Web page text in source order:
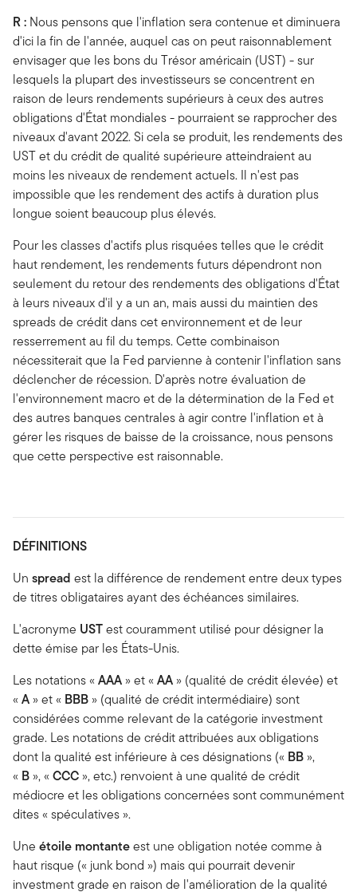
R : Nous pensons que l'inflation sera contenue et diminuera
d'ici la fin de l'année, auquel cas on peut raisonnablement
envisager que les bons du Trésor américain (UST) - sur
lesquels la plupart des investisseurs se concentrent en
raison de leurs rendements supérieurs à ceux des autres
obligations d'État mondiales - pourraient se rapprocher des
niveaux d'avant 2022. Si cela se produit, les rendements des
UST et du crédit de qualité supérieure atteindraient au
moins les niveaux de rendement actuels. Il n'est pas
impossible que les rendement des actifs à duration plus
longue soient beaucoup plus élevés.
Pour les classes d'actifs plus risquées telles que le crédit
haut rendement, les rendements futurs dépendront non
seulement du retour des rendements des obligations d'État
à leurs niveaux d'il y a un an, mais aussi du maintien des
spreads de crédit dans cet environnement et de leur
resserrement au fil du temps. Cette combinaison
nécessiterait que la Fed parvienne à contenir l'inflation sans
déclencher de récession. D'après notre évaluation de
l'environnement macro et de la détermination de la Fed et
des autres banques centrales à agir contre l'inflation et à
gérer les risques de baisse de la croissance, nous pensons
que cette perspective est raisonnable.
DÉFINITIONS
Un spread est la différence de rendement entre deux types
de titres obligataires ayant des échéances similaires.
L'acronyme USTest couramment utilisé pour désigner la
dette émise par les États-Unis.
Les notations « AAA» et « AA» (qualité de crédit élevée) et
« A» et « BBB» (qualité de crédit intermédiaire) sont
considérées comme relevant de la catégorie investment
grade. Les notations de crédit attribuées aux obligations
dont la qualité est inférieure à ces désignations (« BB»,
« B», « CCC», etc.) renvoient à une qualité de crédit
médiocre et les obligations concernées sont communément
dites « spéculatives ».
Une étoile montanteest une obligation notée comme à
haut risque (« junk bond ») mais qui pourrait devenir
investment grade en raison de l'amélioration de la qualité